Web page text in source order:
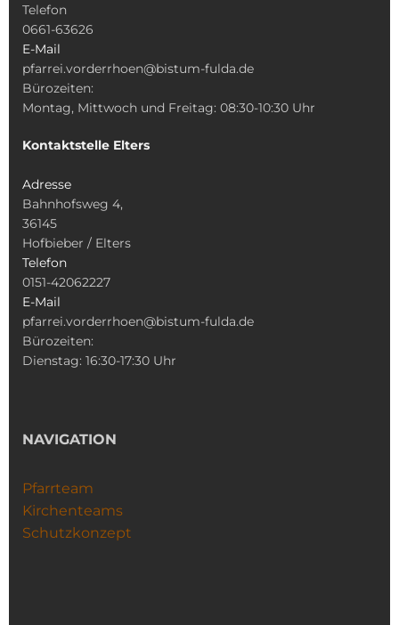
Telefon
0661-63626
E-Mail
pfarrei.vorderrhoen@bistum-fulda.de
Bürozeiten:
Montag, Mittwoch und Freitag: 08:30-10:30 Uhr
Kontaktstelle Elters
Adresse
Bahnhofsweg 4,
36145
Hofbieber / Elters
Telefon
0151-42062227
E-Mail
pfarrei.vorderrhoen@bistum-fulda.de
Bürozeiten:
Dienstag: 16:30-17:30 Uhr
NAVIGATION
Pfarrteam
Kirchenteams
Schutzkonzept